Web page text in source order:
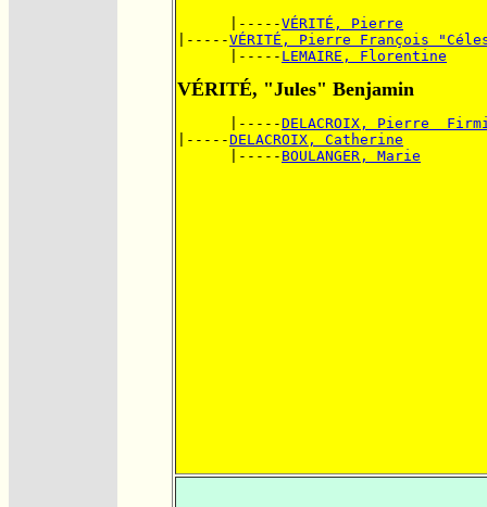
      |-----
VÉRITÉ, Pierre
|-----VÉRITÉ, Pierre François
      |-----
LEMAIRE, Florentine
VÉRITÉ, "Jules" Benjamin
      |-----
DELACROIX, Pierre
|-----DELACROIX, Catherine
      |-----
BOULANGER, Marie